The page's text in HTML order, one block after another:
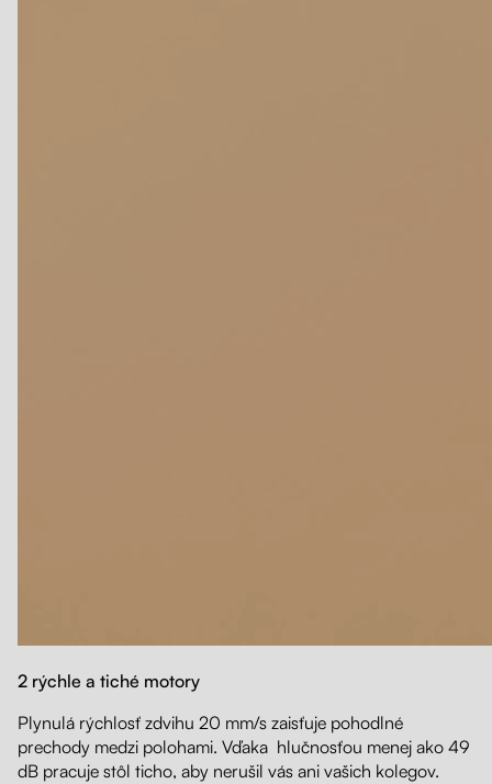
2 rýchle a tiché motory
Plynulá rýchlosť zdvihu 20 mm/s zaisťuje pohodlné
prechody medzi polohami. Vďaka hlučnosťou menej ako 49
dB pracuje stôl ticho, aby nerušil vás ani vašich kolegov.